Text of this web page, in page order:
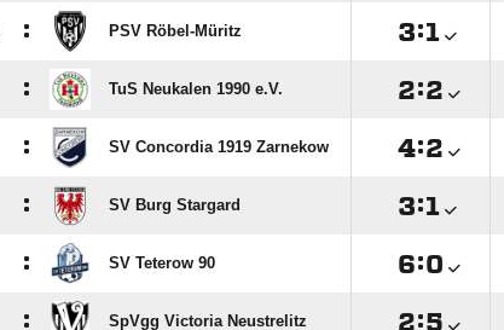
: PSV Röbel-Müritz :
: TuS Neukalen 1990 e.V. :
: SV Concordia 1919 Zarnekow :
: SV Burg Stargard :
: SV Teterow 90 :
: SpVgg Victoria Neustrelitz :